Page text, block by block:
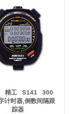
精工 S141
300
计时器,倒数间隔跟
踪器